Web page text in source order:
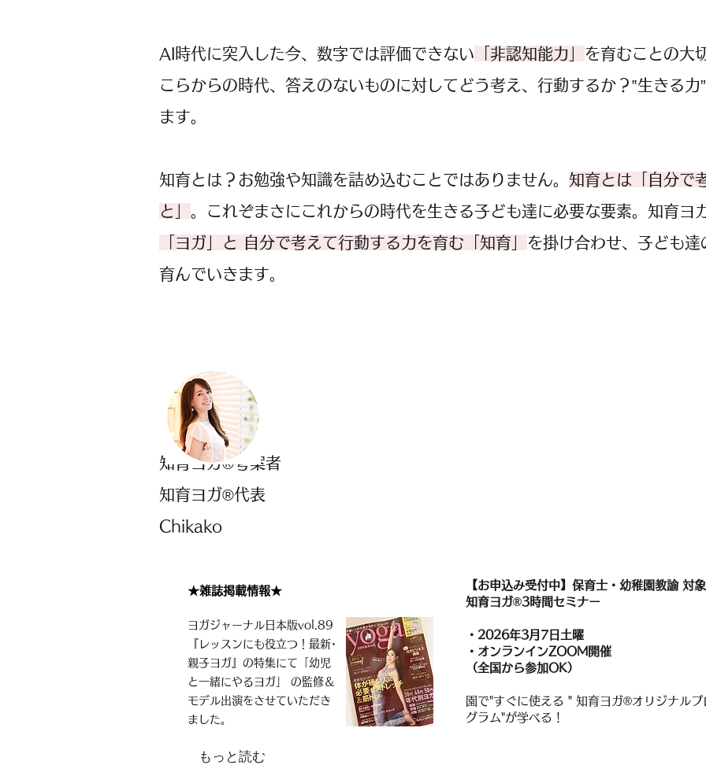
​AI時代に突入した今、数字では評価できない 「非認知能力」 を育むことの大
こらからの時代、答えのないものに対してどう考え、行動するか？‟生きる
ます。
知育とは？お勉強や知識を詰め込むことではありません。 知育とは「自分で
と」 。これぞまさにこれからの時代を生きる子ども達に必要な要素。知育ヨ
「ヨガ」と 自分で考えて行動する力を育む「知育」 を掛け合わせ、子ども
育んでいきます。
​ 知育ヨガ®︎考案者
知育ヨガ®代表
Chikako
★雑誌掲載情報★
ヨ ガジャーナル日本版vol.89
『レッス ンにも役立つ！最新･
親子ヨガ』の特集にて「 幼児
と一緒にやるヨガ」 の監修​＆
モデル出演をさせていただき
ました。
もっと読む
【お申込み受付中】保育士・幼稚園教諭 対象
知育ヨガ®3時間セミナー
・ ​2026年3月7日土曜
・オンランインZOOM開催
（全国から参加OK）
園で"すぐに使える＂知育ヨガ®オリジナルプ
グラム"が学べる！